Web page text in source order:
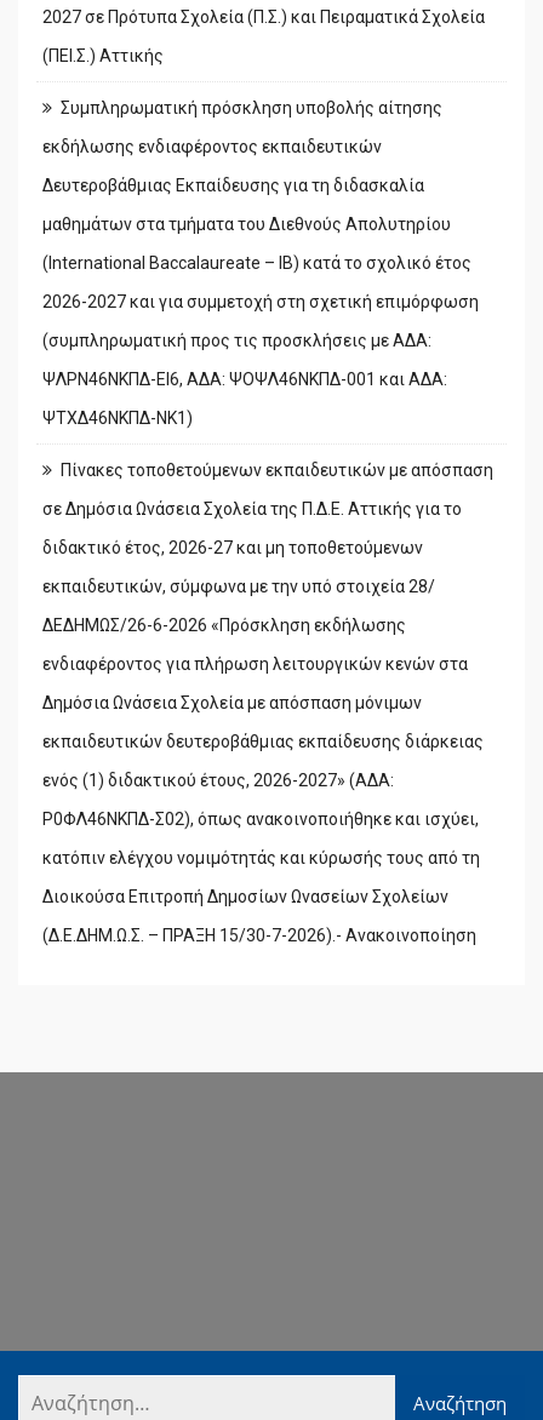
2027 σε Πρότυπα Σχολεία (Π.Σ.) και Πειραματικά Σχολεία
(ΠΕΙ.Σ.) Αττικής
Συμπληρωματική πρόσκληση υποβολής αίτησης
εκδήλωσης ενδιαφέροντος εκπαιδευτικών
Δευτεροβάθμιας Εκπαίδευσης για τη διδασκαλία
μαθημάτων στα τμήματα του Διεθνούς Απολυτηρίου
(International Baccalaureate – IB) κατά το σχολικό έτος
2026-2027 και για συμμετοχή στη σχετική επιμόρφωση
(συμπληρωματική προς τις προσκλήσεις με ΑΔΑ:
ΨΛΡΝ46ΝΚΠΔ-ΕΙ6, ΑΔΑ: ΨΟΨΛ46ΝΚΠΔ-001 και ΑΔΑ:
ΨΤΧΔ46ΝΚΠΔ-ΝΚ1)
Πίνακες τοποθετούμενων εκπαιδευτικών με απόσπαση
σε Δημόσια Ωνάσεια Σχολεία της Π.Δ.Ε. Αττικής για το
διδακτικό έτος, 2026-27 και μη τοποθετούμενων
εκπαιδευτικών, σύμφωνα με την υπό στοιχεία 28/
ΔΕΔΗΜΩΣ/26-6-2026 «Πρόσκληση εκδήλωσης
ενδιαφέροντος για πλήρωση λειτουργικών κενών στα
Δημόσια Ωνάσεια Σχολεία με απόσπαση μόνιμων
εκπαιδευτικών δευτεροβάθμιας εκπαίδευσης διάρκειας
ενός (1) διδακτικού έτους, 2026-2027» (ΑΔΑ:
Ρ0ΦΛ46ΝΚΠΔ-Σ02), όπως ανακοινοποιήθηκε και ισχύει,
κατόπιν ελέγχου νομιμότητάς και κύρωσής τους από τη
Διοικούσα Επιτροπή Δημοσίων Ωνασείων Σχολείων
(Δ.Ε.ΔΗΜ.Ω.Σ. – ΠΡΑΞΗ 15/30-7-2026).- Ανακοινοποίηση